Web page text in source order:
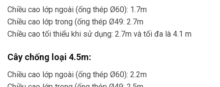
Chiều cao lớp ngoài (ống thép Ø60): 1.7m
Chiều cao lớp trong (ống thép Ø49: 2.7m
Chiều cao tối thiểu khi sử dụng: 2.7m và tối đa là 4.1 m
Cây chống loại 4.5m:
Chiều cao lớp ngoài (ống thép Ø60): 2.2m